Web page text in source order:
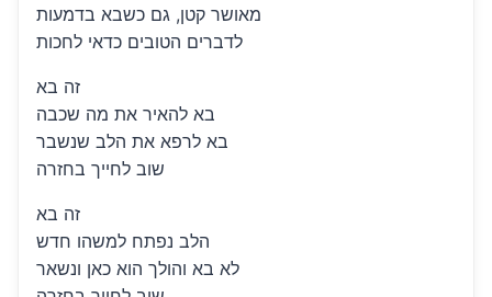
מאושר קטן, גם כשבא בדמעות
לדברים הטובים כדאי לחכות
זה בא
בא להאיר את מה שכבה
בא לרפא את הלב שנשבר
שוב לחייך בחזרה
זה בא
הלב נפתח למשהו חדש
לא בא והולך הוא כאן ונשאר